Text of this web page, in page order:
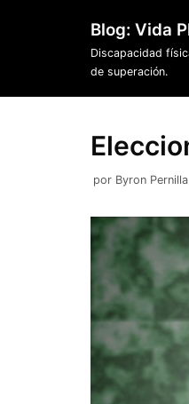
Blog: Vida
Discapacidad
de superación.
por Byron Pernilla